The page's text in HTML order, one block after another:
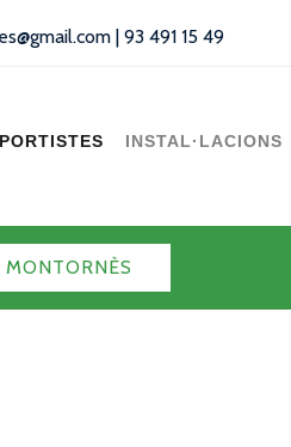
| 93 491 15 49
INSTAL·LACIONS
MONTORNÈS